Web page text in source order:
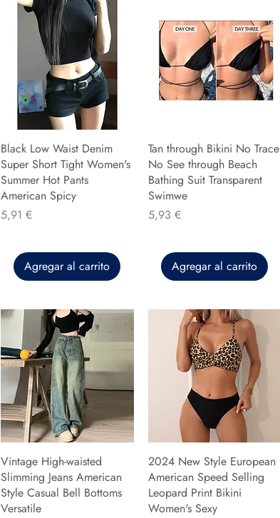
Black Low Waist Denim
Super Short Tight Women's
Summer Hot Pants
American Spicy
Precio
5,91 €
Agregar al carrito
Tan through Bikini No Trace
No See through Beach
Bathing Suit Transparent
Swimwe
Precio
5,93 €
Agregar al carrito
Vintage High-waisted
Slimming Jeans American
Style Casual Bell Bottoms
Versatile
2024 New Style European
American Speed Selling
Leopard Print Bikini
Women's Sexy